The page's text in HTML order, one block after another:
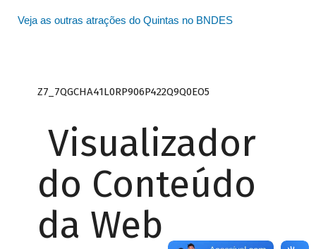
Veja as outras atrações do Quintas no BNDES
Z7_7QGCHA41L0RP906P422Q9Q0EO5
Visualizador
do Conteúdo
da Web